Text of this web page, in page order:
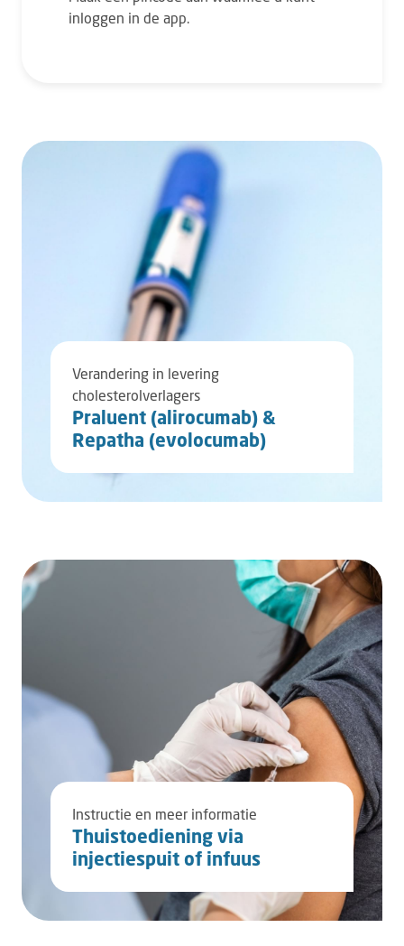
inloggen in de app.
Verandering in levering
cholesterolverlagers
Pra­lu­ent (ali­ro­cu­mab) &
Repatha (evo­lo­cu­mab)
Instructie en meer informatie
Thuistoediening via
injectiespuit of infuus